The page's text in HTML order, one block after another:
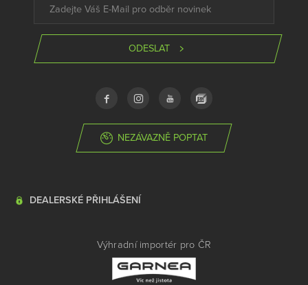
ODESLAT
NEZÁVAZNĚ POPTAT
DEALERSKÉ PŘIHLÁŠENÍ
Výhradní importér pro ČR